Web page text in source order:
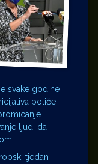
svake godine
potiče
ljudi da
tjedan